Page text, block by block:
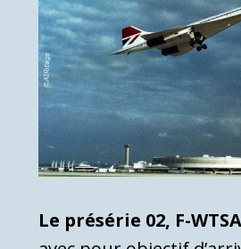
Le présérie 02, F-WTSA